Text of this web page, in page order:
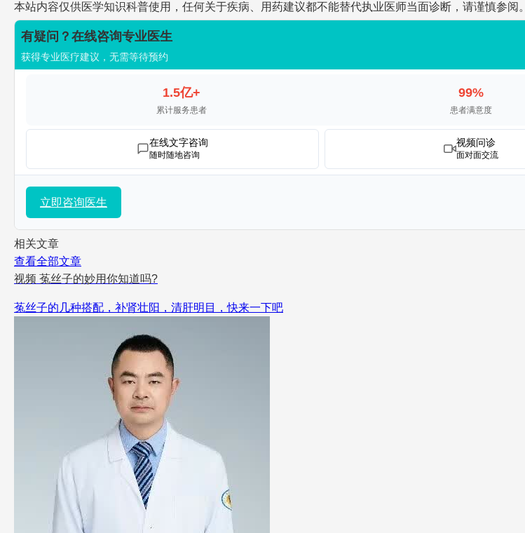
本站内容仅供医学知识科普使用，任何关于疾病、用药建议都不能替代执业医师当面诊断，请谨慎参阅。
有疑问？在线咨询专业医生
获得专业医疗建议，无需等待预约
1.5亿+
累计服务患者
99%
患者满意度
在线文字咨询
随时随地咨询
视频问诊
面对面交流
立即咨询医生
相关文章
查看全部文章
视频 菟丝子的妙用你知道吗?
菟丝子的几种搭配，补肾壮阳，清肝明目，快来一下吧